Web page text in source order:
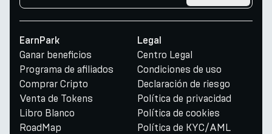
EarnPark
Ganar beneficios
Programa de afiliados
Comprar Cripto
Venta de Tokens
Libro Blanco
RoadMap
Legal
Centro Legal
Condiciones de uso
Declaración de riesgo
Política de privacidad
Política de cookies
Política de KYC/AML